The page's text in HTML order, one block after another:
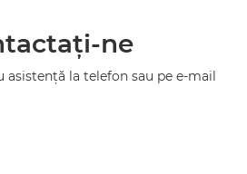
ne
la telefon sau pe e-mail